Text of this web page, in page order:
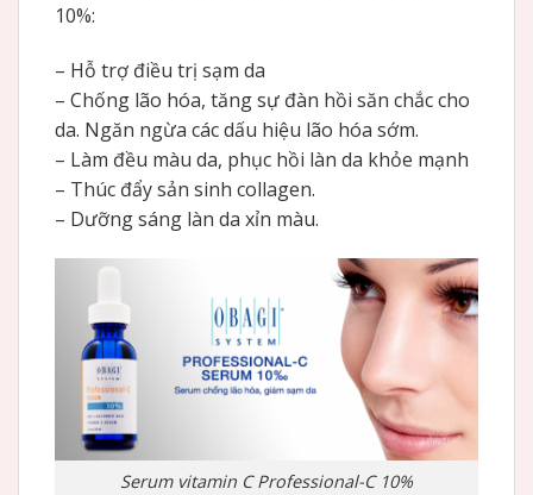
10%:
– Hỗ trợ điều trị sạm da
– Chống lão hóa, tăng sự đàn hồi săn chắc cho
da. Ngăn ngừa các dấu hiệu lão hóa sớm.
– Làm đều màu da, phục hồi làn da khỏe mạnh
– Thúc đẩy sản sinh collagen.
– Dưỡng sáng làn da xỉn màu.
Serum vitamin C Professional-C 10%